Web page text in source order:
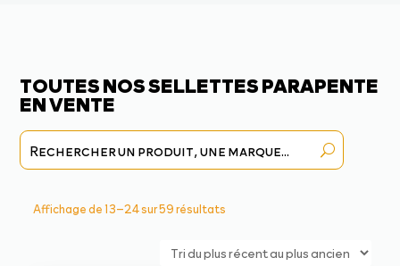
TOUTES NOS SELLETTES PARAPENTE
EN VENTE
Affichage de 13–24 sur 59 résultats
récent